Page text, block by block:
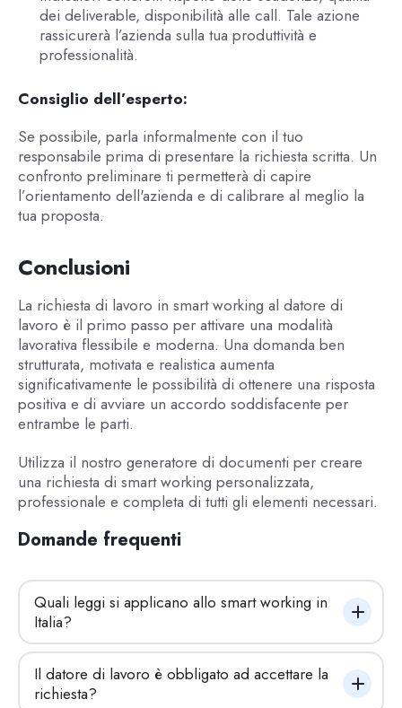
dei deliverable, disponibilità alle call. Tale azione
rassicurerà l’azienda sulla tua produttività e
professionalità.
Consiglio dell’esperto:
Se possibile, parla informalmente con il tuo
responsabile prima di presentare la richiesta scritta. Un
confronto preliminare ti permetterà di capire
l’orientamento dell'azienda e di calibrare al meglio la
tua proposta.
Conclusioni
La richiesta di lavoro in smart working al datore di
lavoro è il primo passo per attivare una modalità
lavorativa flessibile e moderna. Una domanda ben
strutturata, motivata e realistica aumenta
significativamente le possibilità di ottenere una risposta
positiva e di avviare un accordo soddisfacente per
entrambe le parti.
Utilizza il nostro generatore di documenti per creare
una richiesta di smart working personalizzata,
professionale e completa di tutti gli elementi necessari.
Domande frequenti
Quali leggi si applicano allo smart working in
Italia?
Il datore di lavoro è obbligato ad accettare la
richiesta?